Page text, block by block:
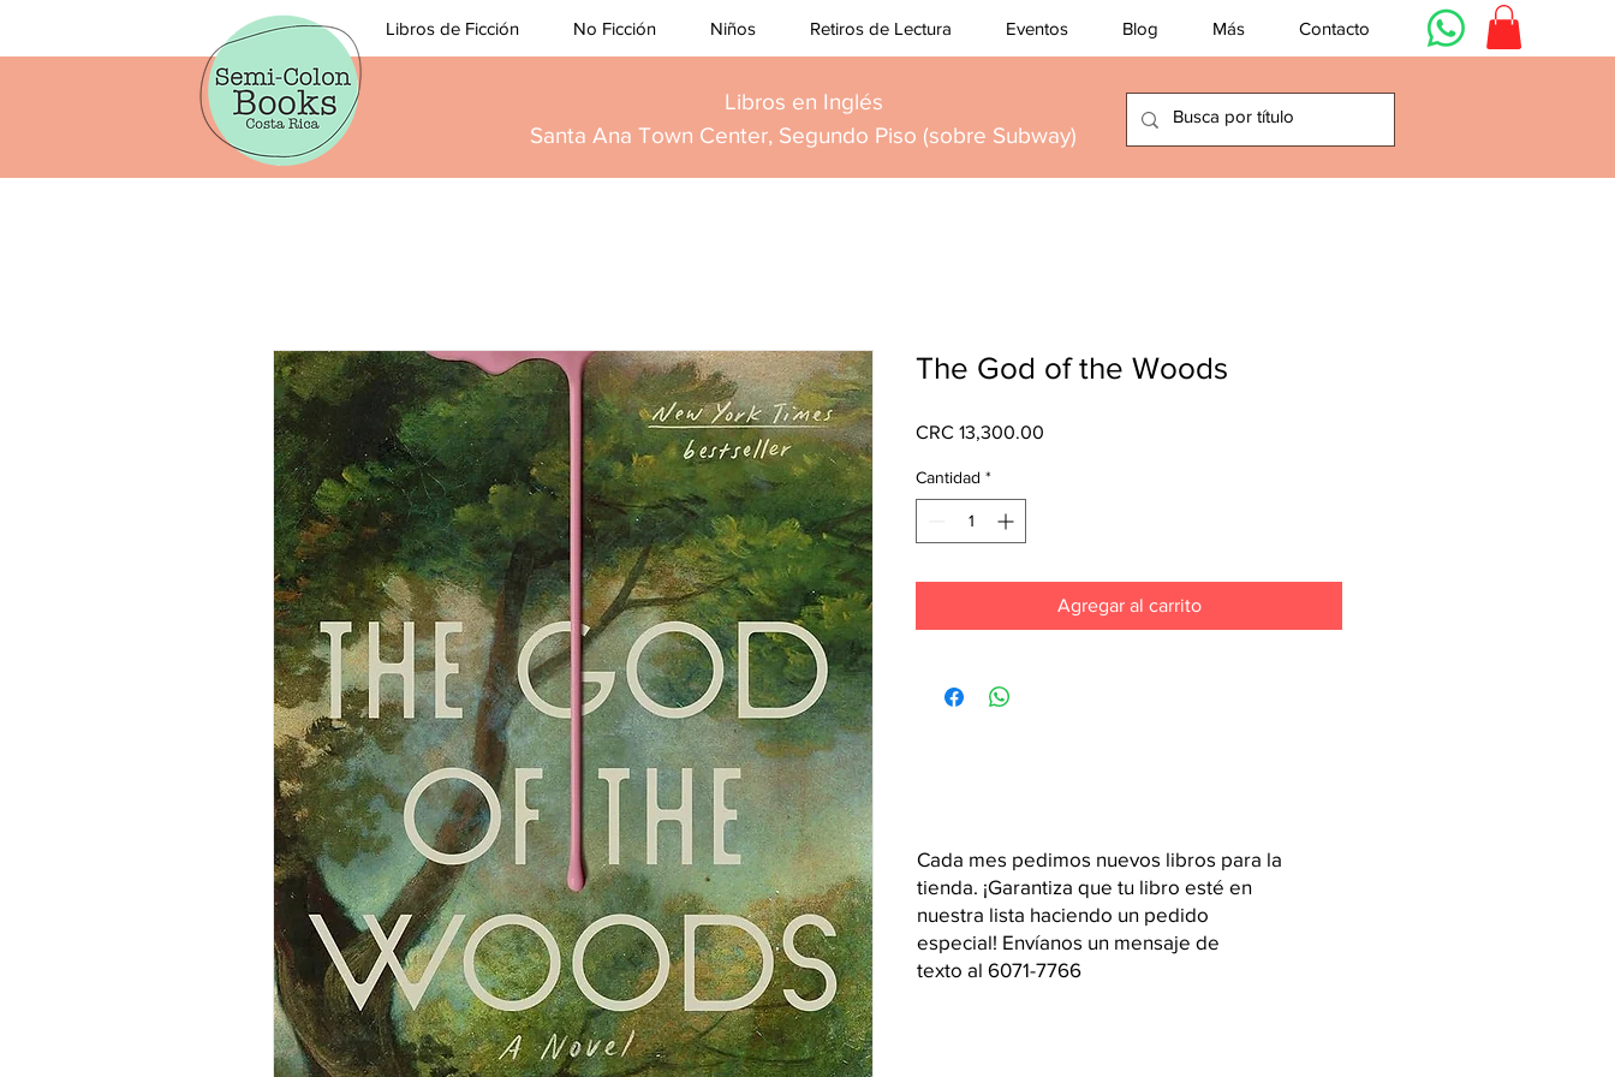
Libros de Ficción No Ficción Niños Retiros de Lectura Eventos Blog Más Contacto
Libros en Inglés
Santa Ana Town Center, Segundo Piso (sobre Subway)
The God of the Woods
CRC 13,300.00
Cantidad *
Agregar al carrito
Cada mes pedimos nuevos libros para la
tienda. ¡Garantiza que tu libro esté en
nuestra lista haciendo un pedido
especial! Envíanos un mensaje de
texto al 6071-7766